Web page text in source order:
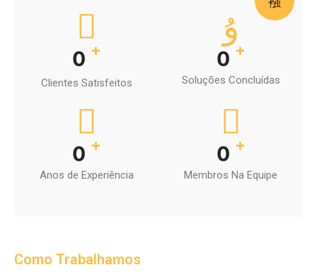
0 +
Clientes Satisfeitos
0 +
Soluções Concluídas
0 +
Anos de Experiência
0 +
Membros Na Equipe
Como Trabalhamos